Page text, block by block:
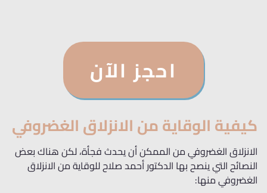
احجز الآن
كيفية الوقاية من الانزلاق الغضروفي
الانزلاق الغضروفي من الممكن أن يحدث فجأة، لكن هناك بعض
النصائح التي ينصح بها الدكتور أحمد صلاح للوقاية من الانزلاق
الغضروفي منها: